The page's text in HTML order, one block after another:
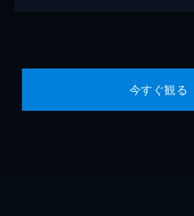
今すぐ観る